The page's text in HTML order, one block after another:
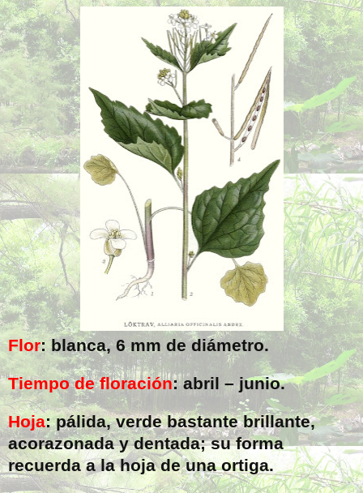
Flor: blanca,6 mm de diámetro.
Tiempo de floración: abril – junio.
Hoja: pálida, verde bastante brillante,
acorazonada y dentada; su forma
recuerda a la hoja de una ortiga.